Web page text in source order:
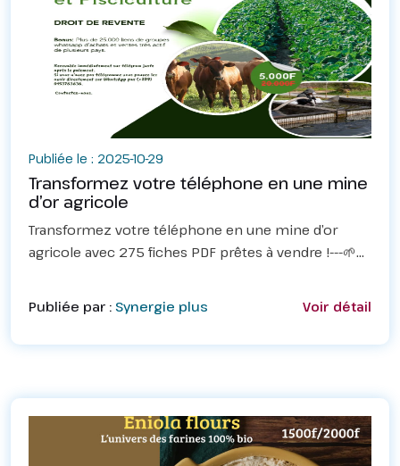
Publiée le : 2025-10-29
Transformez votre téléphone en une mine
d’or agricole
Transformez votre téléphone en une mine d’or
agricole avec 275 fiches PDF prêtes à vendre !---🌱
rentable dans l’agriculture, l’élevage et la piscicultu...
Publiée par : Synergie plus Voir détail